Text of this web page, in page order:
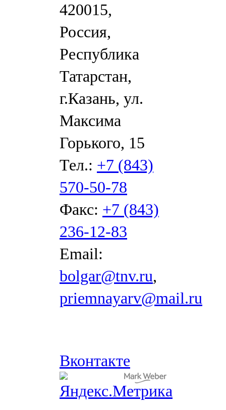
420015,
Россия,
Республика
Татарстан,
г.Казань, ул.
Максима
Горького, 15
Тел.: +7 (843)
570-50-78
Факс: +7 (843)
236-12-83
Email:
bolgar@tnv.ru,
priemnayarv@mail.ru
Вконтакте